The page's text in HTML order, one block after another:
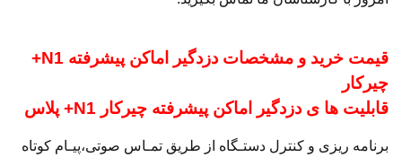
قیمت خرید و مشخصات دزدگیر اماکن پیشرفته N1+
چیرکار
قابلیت ها ی دزدگیر اماکن پیشرفته چیرکار N1+ پلاس
برنامه ریزی و کنترل دستـگاه از طریق تمـاس صوتی،پیـام کوتاه